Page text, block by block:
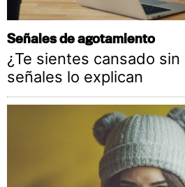
Señales de agotamiento
¿Te sientes cansado sin
señales lo explican